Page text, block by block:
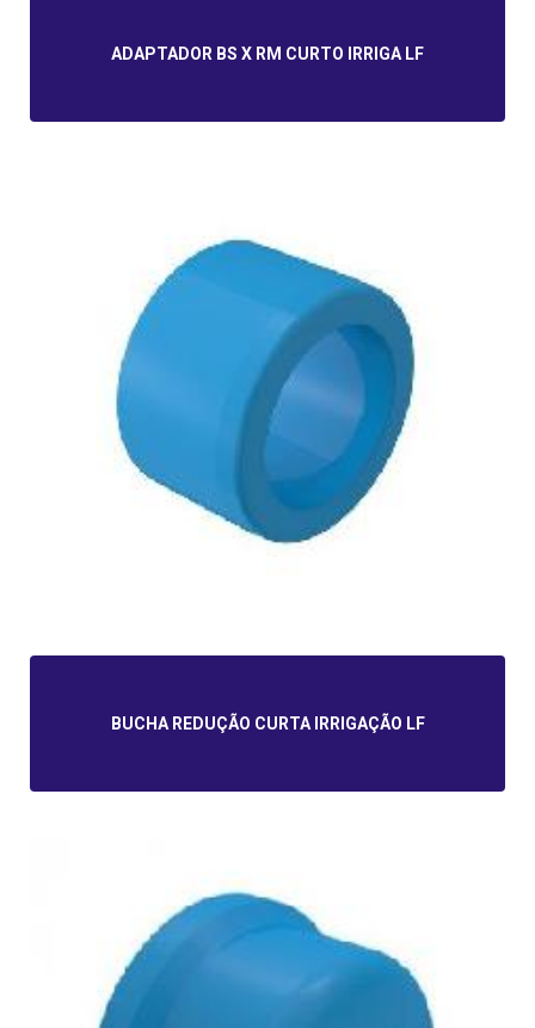
ADAPTADOR BS X RM CURTO IRRIGA LF
BUCHA REDUÇÃO CURTA IRRIGAÇÃO LF